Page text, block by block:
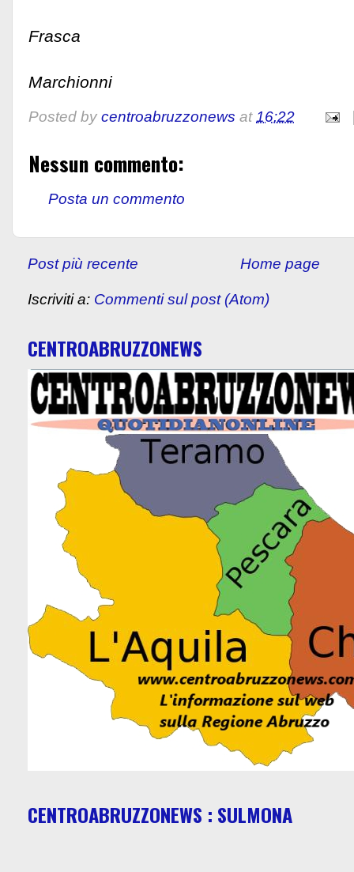
Frasca
Marchionni
Posted by centroabruzzonews at16:22
Nessun commento:
Posta un commento
Post più recente Home page
Iscriviti a: Commenti sul post (Atom)
CENTROABRUZZONEWS
CENTROABRUZZONEWS : SULMONA